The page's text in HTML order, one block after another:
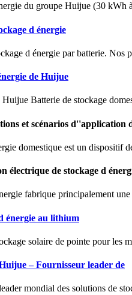
du groupe Huijue (30 kWh
d énergie
d énergie par batterie. Nos
de Huijue
Batterie de stockage
et scénarios d''application
domestique est un dispositif
électrique de stockage d
fabrique principalement
énergie au lithium
solaire de pointe pour les
– Fournisseur leader de
mondial des solutions de